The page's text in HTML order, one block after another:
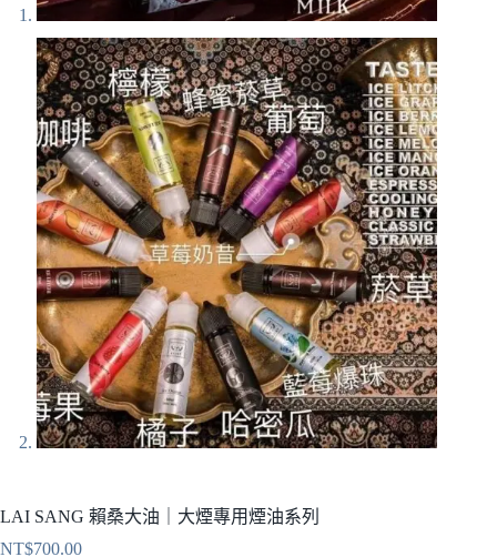
LAI SANG 賴桑大油｜大煙專用煙油系列
NT$700.00